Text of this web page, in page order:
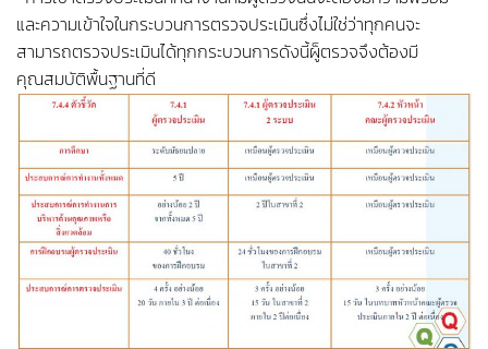
และความเข้าใจในกระบวนการตรวจประเมินซึ่งไม่ใช่ว่าทุกคนจะ
สามารถตรวจประเมินได้ทุกกระบวนการดังนี้ผู็ตรวจจึงต้องมี
คุณสมบัติพื้นฐานที่ดี